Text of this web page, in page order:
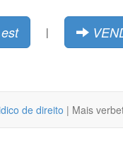
|
de direito | Mais